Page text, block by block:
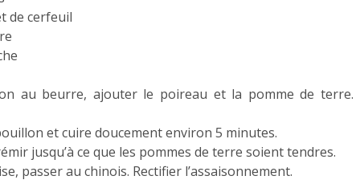
de cerfeuil
au beurre, ajouter le poireau et la pomme de terre.
et cuire doucement environ 5 minutes.
jusqu’à ce que les pommes de terre soient tendres.
passer au chinois. Rectifier l’assaisonnement.